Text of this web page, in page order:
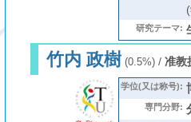
研究テーマ:
竹内 政樹 (0.5%)/ 准教
学位(又は称号):
専門分野: